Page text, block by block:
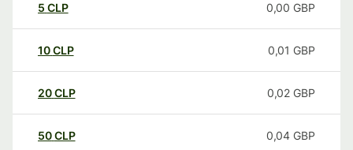
5 CLP 0,00 GBP
10CLP 0,01 GBP
20CLP 0,02 GBP
50CLP 0,04 GBP